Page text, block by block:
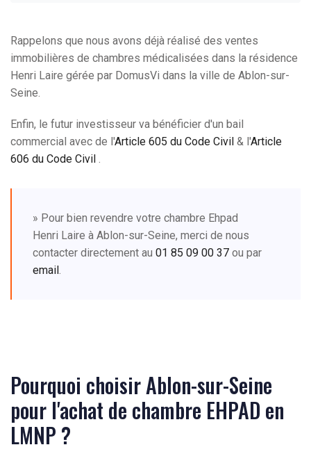
Rappelons que nous avons déjà réalisé des ventes
immobilières de chambres médicalisées dans la résidence
Henri Laire gérée par DomusVi dans la ville de Ablon-sur-
Seine.
Enfin, le futur investisseur va bénéficier d'un bail
commercial avec de l'Article 605 du Code Civil & l'Article
606 du Code Civil
» Pour bien revendre votre chambre Ehpad
Henri Laire à Ablon-sur-Seine, merci de nous
contacter directement au 01 85 09 00 37 ou par
email
Pourquoi choisir Ablon-sur-Seine
pour l'achat de chambre EHPAD en
LMNP ?